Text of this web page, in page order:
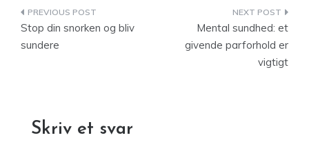
Indlægsnavigation
Stop din snorken og bliv
sundere
Mental sundhed: et
givende parforhold er
vigtigt
Skriv et svar